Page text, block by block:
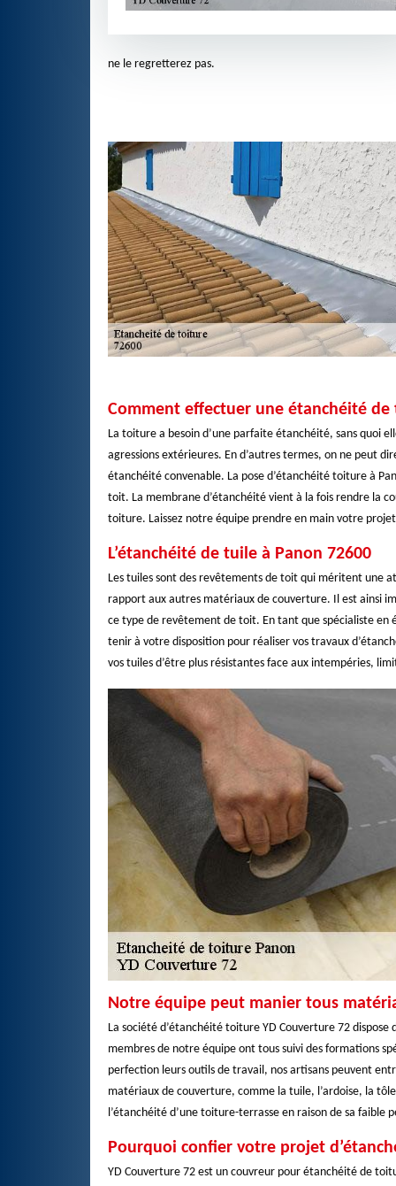
ne le regretterez pas.
Comment effectuer une étanchéité de
La toiture a besoin d’une parfaite étanchéité, sans quoi
agressions extérieures. En d’autres termes, on ne peut
étanchéité convenable. La pose d’étanchéité toiture à
toit. La membrane d’étanchéité vient à la fois rendre la
toiture. Laissez notre équipe prendre en main votre
L’étanchéité de tuile à Panon 72600
Les tuiles sont des revêtements de toit qui méritent une
rapport aux autres matériaux de couverture. Il est ainsi
ce type de revêtement de toit. En tant que spécialiste en
tenir à votre disposition pour réaliser vos travaux
vos tuiles d’être plus résistantes face aux intempéries,
Notre équipe peut manier tous
La société d’étanchéité toiture YD Couverture 72
membres de notre équipe ont tous suivi des formations
perfection leurs outils de travail, nos artisans peuvent
matériaux de couverture, comme la tuile, l’ardoise, la
l’étanchéité d’une toiture-terrasse en raison de sa faible
Pourquoi confier votre projet
YD Couverture 72 est un couvreur pour étanchéité de